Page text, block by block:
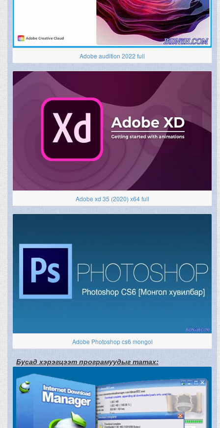
Adobe audition 2022 full
Adobe xd 35 (2020) x64 full
Adobe Photoshop cs6 mongol
Бусад хэрэгцээт програмуудыг татах: